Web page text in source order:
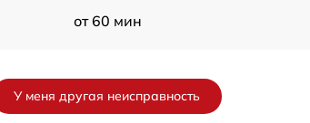
от 60 мин
У меня другая неисправность